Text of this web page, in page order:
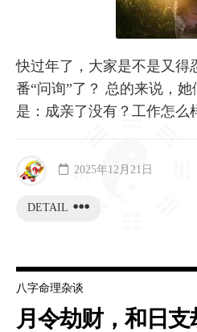
快过年了，大家是不是又得
番“问询”了？ 总的来说，
是：成亲了没有？工作怎
DETAIL
2025年12月21日
八字命理杂谈
月令劫财，和日